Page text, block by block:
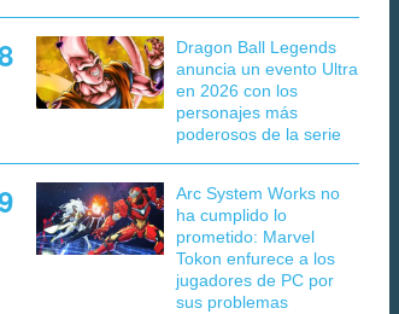
Dragon Ball Legends
anuncia un evento Ultra
en 2026 con los
personajes más
poderosos de la serie
Arc System Works no
ha cumplido lo
prometido: Marvel
Tokon enfurece a los
jugadores de PC por
sus problemas